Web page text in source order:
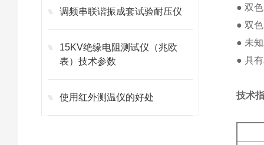
调频串联谐振成套试验耐压仪
15KV绝缘电阻测试仪（兆欧
表）技术参数
使用红外测温仪的好处
● 双
● 双
● 未
● 具
技术